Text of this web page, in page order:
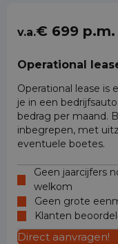
v.a.€ 699 p.m.
Operational
Operational lease is
je in een
bedrag per maand.
inbegrepen, met
eventuele boetes.
Geen jaarcijfers
welkom
Geen grote
Klanten
Direct aanvragen!